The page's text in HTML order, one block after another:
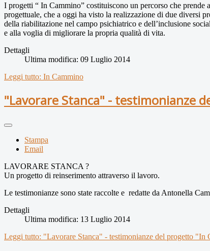
I progetti “ In Cammino” costituiscono un percorso che
progettuale, che a oggi ha visto la realizzazione di due diversi
della riabilitazione nel campo psichiatrico e dell’inclusione
e alla voglia di migliorare la propria qualità di vita.
Dettagli
Ultima modifica: 09 Luglio 2014
Leggi tutto: In Cammino
"Lavorare Stanca" - testimonianze
Stampa
Email
LAVORARE STANCA ?
Un progetto di reinserimento attraverso il lavoro.
Le testimonianze sono state raccolte e redatte da Antonella
Dettagli
Ultima modifica: 13 Luglio 2014
Leggi tutto: "Lavorare Stanca" - testimonianze del progetto "In